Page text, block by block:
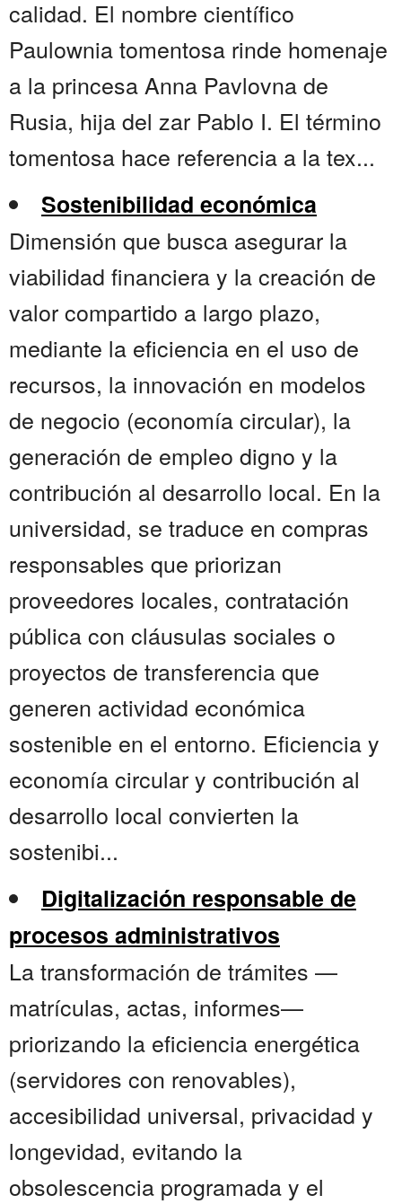
calidad. El nombre científico
Paulownia tomentosa rinde homenaje
a la princesa Anna Pavlovna de
Rusia, hija del zar Pablo I. El término
tomentosa hace referencia a la tex...
Sostenibilidad económica
Dimensión que busca asegurar la
viabilidad financiera y la creación de
valor compartido a largo plazo,
mediante la eficiencia en el uso de
recursos, la innovación en modelos
de negocio (economía circular), la
generación de empleo digno y la
contribución al desarrollo local. En la
universidad, se traduce en compras
responsables que priorizan
proveedores locales, contratación
pública con cláusulas sociales o
proyectos de transferencia que
generen actividad económica
sostenible en el entorno. Eficiencia y
economía circular y contribución al
desarrollo local convierten la
sostenibi...
Digitalización responsable de
procesos administrativos
La transformación de trámites —
matrículas, actas, informes—
priorizando la eficiencia energética
(servidores con renovables),
accesibilidad universal, privacidad y
longevidad, evitando la
obsolescencia programada y el